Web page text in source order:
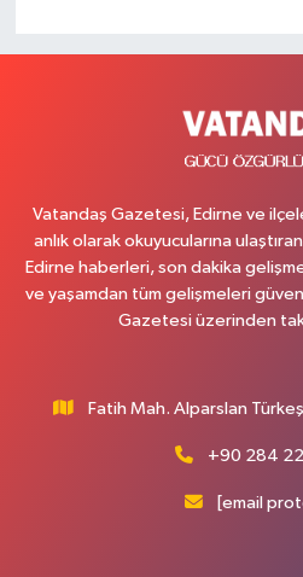
Vatandaş Gazetesi, Edirne ve
anlık olarak okuyucularına
Edirne haberleri, son dakika
ve yaşamdan tüm gelişmeleri
Gazetesi üzerinden
Fatih Mah. Alparslan
+90 284
[email